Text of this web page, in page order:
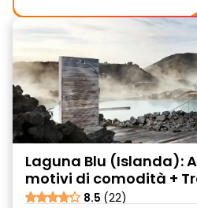
Laguna Blu (Islanda):
motivi di comodità +
8.5 (22)